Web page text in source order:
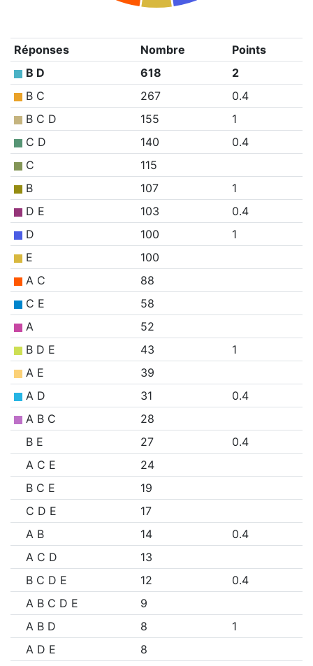
Réponses Nombre
Points
B D
618
2
B C
267
0.4
B C D
155
1
C D
140
0.4
C
115
B
107
1
D E
103
0.4
D
100
1
E
100
A C
88
C E
58
A
52
B D E
43
1
A E
39
A D
31
0.4
A B C
28
B E
27
0.4
A C E
24
B C E
19
C D E
17
A B
14
0.4
A C D
13
B C D E
12
0.4
A B C D E
9
A B D
8
1
A D E
8